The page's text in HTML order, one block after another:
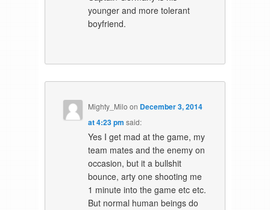
younger and more tolerant
boyfriend.
Mighty_Milo on December 3, 2014
at 4:23 pm said:
Yes I get mad at the game, my
team mates and the enemy on
occasion, but it a bullshit
bounce, arty one shooting me
1 minute into the game etc etc.
But normal human beings do